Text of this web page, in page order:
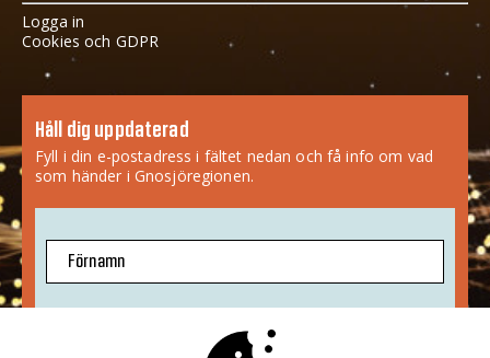
Logga in
Cookies och GDPR
Håll dig uppdaterad
Fyll i din e-postadress i fältet nedan och få info om vad
som händer i Gnosjöregionen.
Förnamn